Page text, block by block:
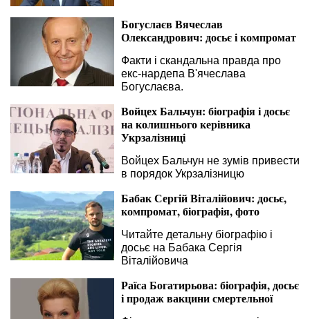
Богуслаєв Вячеслав
Олександрович: досьє і компромат
Факти і скандальна правда про
екс-нардепа В'ячеслава
Богуслаєва.
Войцех Бальчун: біографія і досьє
на колишнього керівника
Укрзалізниці
Войцех Бальчун не зумів привести
в порядок Укрзалізницю
Бабак Сергій Віталійович: досьє,
компромат, біографія, фото
Читайте детальну біографію і
досьє на Бабака Сергія
Віталійовича
Раїса Богатирьова: біографія, досьє
і продаж вакцини смертельної